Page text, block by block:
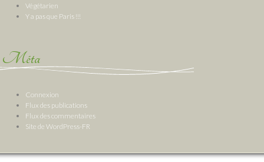
Végétarien
Y a pas que Paris !!!
Méta
Connexion
Flux des publications
Flux des commentaires
Site de WordPress-FR